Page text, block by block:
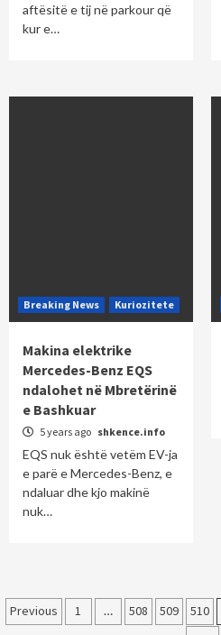
aftësitë e tij në parkour që
kur e…
Breaking News Kuriozitete
Makina elektrike
Mercedes-Benz EQS
ndalohet në Mbretërinë
e Bashkuar
5 years ago shkence.info
EQS nuk është vetëm EV-ja
e parë e Mercedes-Benz, e
ndaluar dhe kjo makinë
nuk…
Posts
Previous 1 … 508 509 510